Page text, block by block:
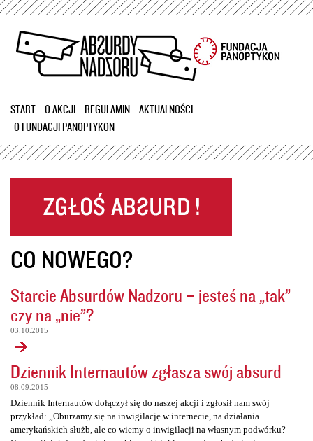
Przejdź
treści
START O AKCJI REGULAMIN
AKTUALNOŚCI
O FUNDACJI PANOPTYKON
CO NOWEGO?
Starcie Absurdów Nadzoru – jesteś na „tak”
czy na „nie”?
03.10.2015
Dziennik Internautów zgłasza swój absurd
08.09.2015
Dziennik Internautów dołączył się do naszej akcji i zgłosił nam swój
przykład: „Oburzamy się na inwigilację w internecie, na działania
amerykańskich służb, ale co wiemy o inwigilacji na własnym podwórku?